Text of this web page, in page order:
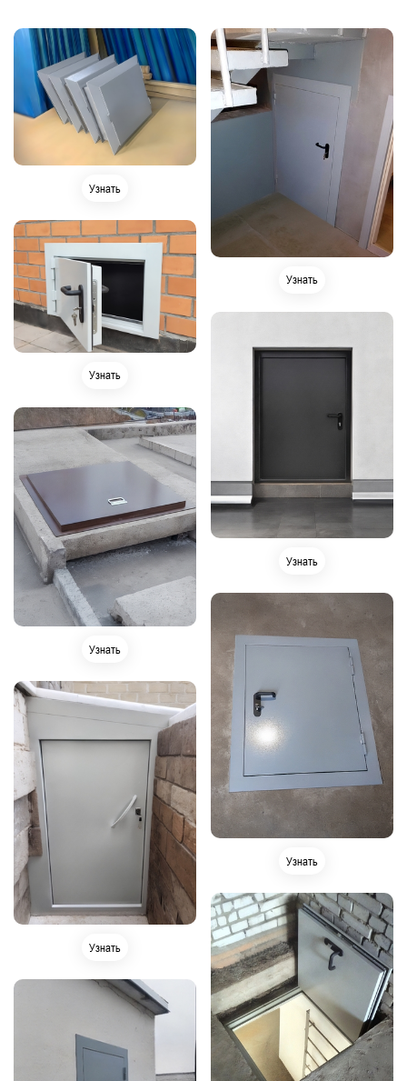
Узнать
Узнать
Узнать
Узнать
Узнать
Узнать
Узнать